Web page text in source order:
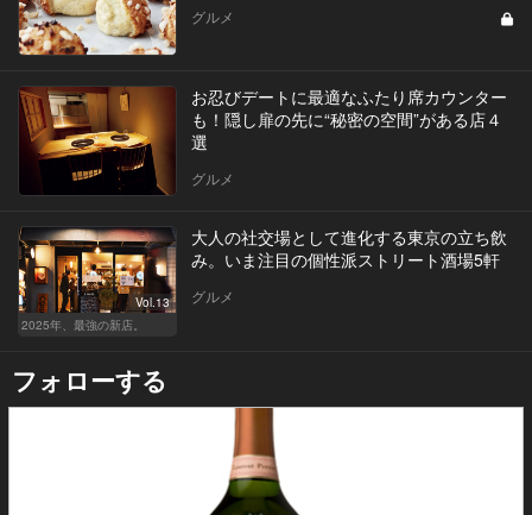
グルメ
お忍びデートに最適なふたり席カウンター
も！隠し扉の先に“秘密の空間”がある店４
選
グルメ
Vol.13
2025年、最強の新店。
大人の社交場として進化する東京の立ち飲
み。いま注目の個性派ストリート酒場5軒
グルメ
フォローする